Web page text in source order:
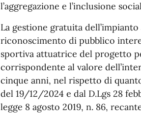
l’aggregazione e l’inclusione
La gestione gratuita
riconoscimento di pubblico
sportiva attuatrice del progetto
corrispondente al valore
cinque anni, nel rispetto di
del 19/12/2024 e dal D.Lgs 28
legge 8 agosto 2019, n. 86,